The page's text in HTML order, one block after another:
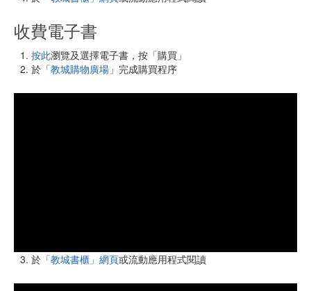
收費電子書
按此瀏覽及選擇電子書，按「購買」
於「教城購物廣場 」完成購買程序
於 「教城書櫃」網頁或流動應用程式閱讀